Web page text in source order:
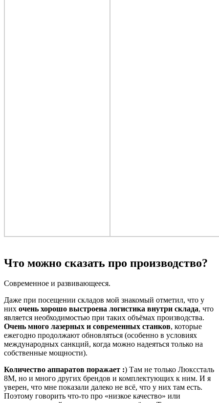
Что можно сказать про производство?
Современное и развивающееся.
Даже при посещении складов мой знакомый отметил, что у
них очень хорошо выстроена логистика внутри склада, что
является необходимостью при таких объёмах производства.
Очень много лазерных и современных станков, которые
ежегодно продолжают обновляться (особенно в условиях
международных санкций, когда можно надеяться только на
собственные мощности).
Количество аппаратов поражает :) Там не только Люкссталь
8М, но и много других брендов и комплектующих к ним. И я
уверен, что мне показали далеко не всё, что у них там есть.
Поэтому говорить что-то про «низкое качество» или